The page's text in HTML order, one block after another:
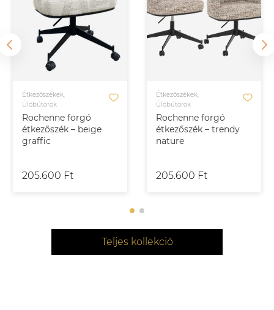
Rochenne forgó
étkezőszék – beige
graffic
Étkezőszékek,
Ülőbútorok
205.600 Ft
Rochenne forgó
étkezőszék – trendy
nature
Étkezőszékek,
Ülőbútorok
205.600 Ft
Teljes kollekció